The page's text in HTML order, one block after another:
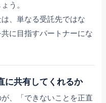
う。
、単なる受託先ではな
に目指すパートナーにな
に共有してくれるか
、「できないことを正直